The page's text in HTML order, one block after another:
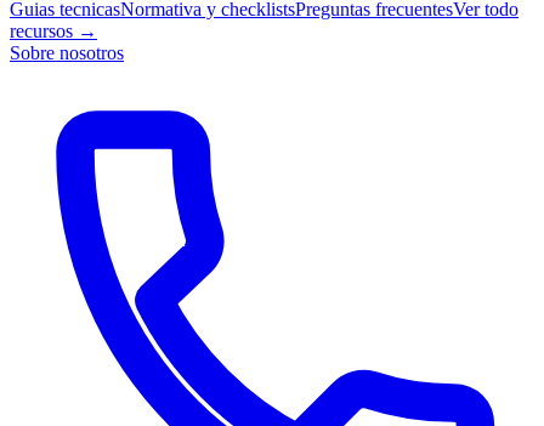
Guias tecnicasNormativa y checklistsPreguntas frecuentesVer todo
recursos →
Sobre nosotros